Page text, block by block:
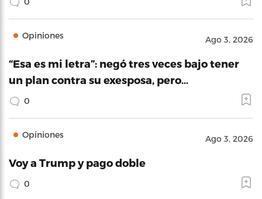
Opiniones Ago 3, 2026
“Esa es mi letra”: negó tres veces bajo tener
un plan contra su exesposa, pero…
0
Opiniones Ago 3, 2026
Voy a Trump y pago doble
0